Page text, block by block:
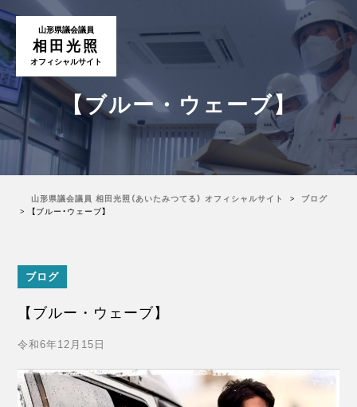
山形県議会議員
相田光照
オフィシャルサイト
【ブルー・ウェーブ】
山形県議会議員 相田光照（あいたみつてる） オフィシャルサイト
ブログ
【ブルー・ウェーブ】
ブログ
【ブルー・ウェーブ】
令和6年12月15日